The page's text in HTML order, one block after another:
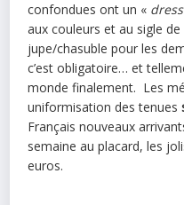
confondues ont un «
aux couleurs et au sigle de
jupe/chasuble pour les
c’est obligatoire… et
monde finalement. Les
uniformisation des tenues
Français nouveaux
semaine au placard, les
euros.